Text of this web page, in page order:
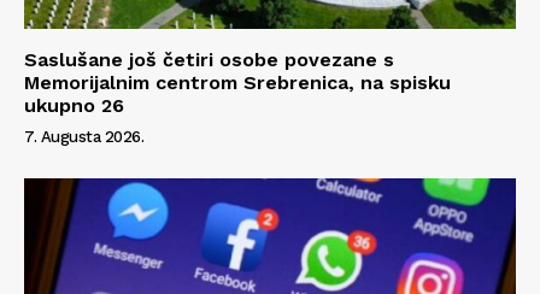
Saslušane još četiri osobe povezane s
Memorijalnim centrom Srebrenica, na spisku
ukupno 26
7. Augusta 2026.